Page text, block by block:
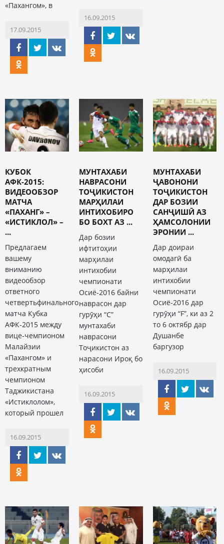
«Пахангом», в
17.09.2015
16.09.2015
КУБОК
АФК-2015:
ВИДЕООБЗОР
МАТЧА
«ПАХАНГ» –
«ИСТИКЛОЛ» –
...
Предлагаем
вашему
вниманию
видеообзор
ответного
четвертьфинального
матча Кубка
АФК-2015 между
вице-чемпионом
Малайзии
«Пахангом» и
трехкратным
чемпионом
Таджикистана
«Истиклолом»,
который прошел
16.09.2015
МУНТАХАБИ
НАВРАСОНИ
ТОҶИКИСТОН
МАРҲИЛАИ
ИНТИХОБИРО
БО БОХТ АЗ ...
Дар бозии
ифтитоҳии
марҳилаи
интихобии
чемпионати
Осиё-2016 байни
наврасон дар
гурӯҳи “С”
мунтахаби
наврасони
Тоҷикистон аз
нарасони Ироқ бо
ҳисоби
16.09.2015
МУНТАХАБИ
ҶАВОНОНИ
ТОҶИКИСТОН
ДАР БОЗИИ
САНҶИШӢ АЗ
ҲАМСОЛОНИИ
ЭРОНИИ ...
Дар доираи
омодагӣ ба
марҳилаи
интихобии
чемпионати
Осиё-2016 дар
гурӯҳи “F”, ки аз 2
то 6 октябр дар
Душанбе
баргузор
16.09.2015